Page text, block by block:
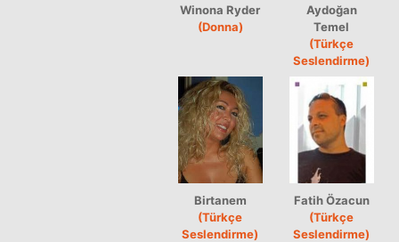
Winona Ryder
(Donna)
Aydoğan
Temel
(Türkçe
Seslendirme)
Birtanem
(Türkçe
Seslendirme)
Fatih Özacun
(Türkçe
Seslendirme)